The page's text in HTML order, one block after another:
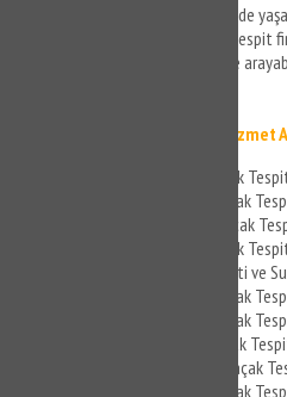
kurabilirsiniz. Gültepe bölgesinde
sorunlarınıza cihazlı su kaçak tespit
edilmesi için bizi en kısa sürede
Gültepe Su Kaçak Tespiti Hizmet
Gültepe Banyo Su Kaçak
Gültepe Mutfak Su Kaçak
Gültepe Tuvalet Su Kaçak
Gültepe Kombi Su Kaçak
Gültepe Su Kaçak Tespiti ve
Gültepe Cihazla Su Kaçak
Gültepe Akustik Su Kaçak
Gültepe Cihazlı Su Kaçak
Gültepe Noktasal Su Kaçak
Gültepe Su Tesisat Kaçak